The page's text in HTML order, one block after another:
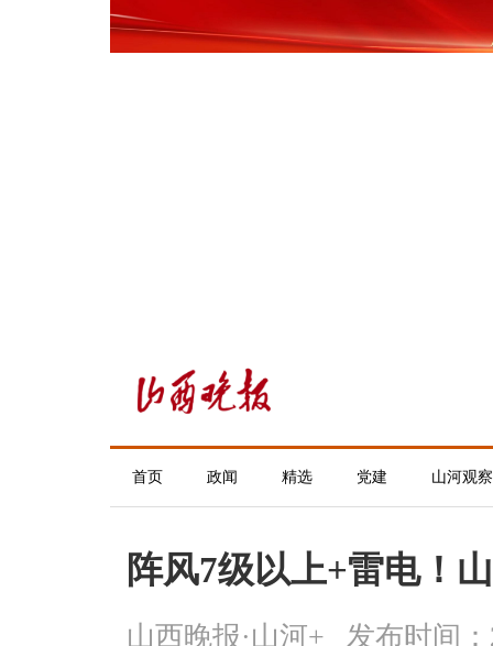
首页 政闻 精选 党建 山河观察
阵风7级以上+雷电！
山西晚报·山河+ 发布时间：